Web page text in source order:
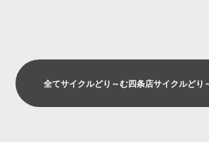
全てサイクルどり～む四条店サイクルどり